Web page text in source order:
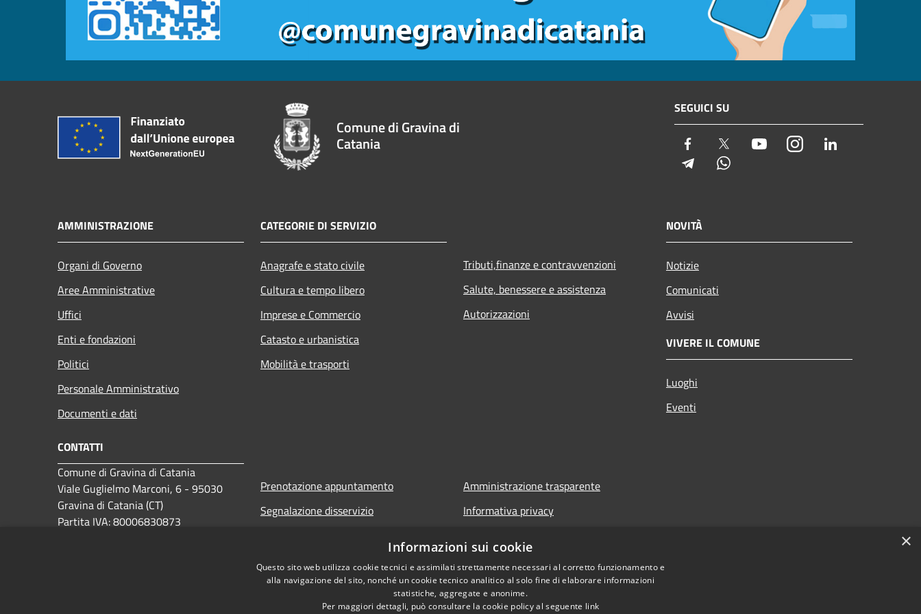
Comune di Gravina di
Catania
SEGUICI SU
Facebook Twitter YoutubeInstagram
Telegram
AMMINISTRAZIONE
Organi di Governo
Aree Amministrative
Uffici
Enti e fondazioni
Politici
Personale Amministrativo
Documenti e dati
CATEGORIE DI SERVIZIO
Anagrafe e stato civile
Cultura e tempo libero
Imprese e Commercio
Catasto e urbanistica
Mobilità e trasporti
Tributi,finanze e contravvenzioni
Salute, benessere e assistenza
Autorizzazioni
NOVITÀ
Notizie
Comunicati
Avvisi
VIVERE IL COMUNE
Luoghi
Eventi
CONTATTI
Comune di Gravina di Catania
Viale Guglielmo Marconi, 6 - 95030
Gravina di Catania (CT)
Partita IVA: 80006830873
Prenotazione appuntamento
Segnalazione disservizio
Amministrazione trasparente
Informativa privacy
×
Informazioni sui cookie
Questo sito web utilizza cookie tecnici e assimilati strettamente necessari al corretto funzionamento e
alla navigazione del sito, nonché un cookie tecnico analitico al solo fine di elaborare informazioni
statistiche, aggregate e anonime.
Per maggiori dettagli, può consultare la cookie policy al seguente link